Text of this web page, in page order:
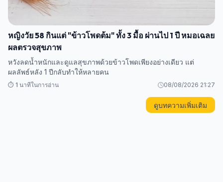
หญิงวัย 58 กินแต่ "ข้าวโพดต้ม" ทั้ง 3 มื้อ ผ่านไป 1 ปี หมอเฉลย
ผลตรวจสุขภาพ
หวังลดน้ำหนักและดูแลสุขภาพด้วยข้าวโพดเพียงอย่างเดียว แต่
ผลลัพธ์หลัง 1 ปีกลับทำให้หลายคน
⏱️ 1 นาทีในการอ่าน 08/08/2026 21:27
ดูบทความเพิ่มเติม